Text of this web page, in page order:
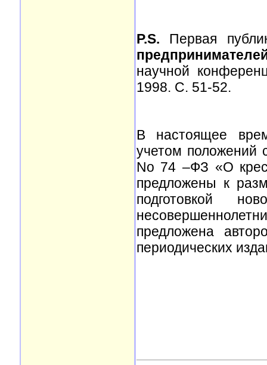
P.S. Первая
научной
1998. С. 51-52.
В настоящее
учетом положений
No 74 –ФЗ «О
предложены к
подготовкой
предложена
периодических